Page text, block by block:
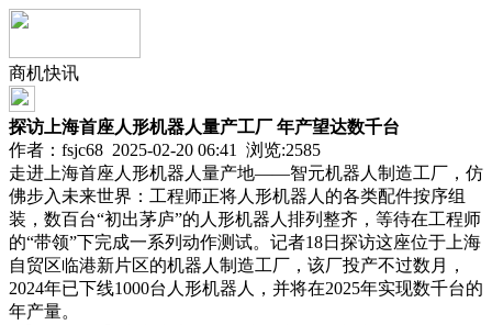
商机快讯
探访上海首座人形机器人量产工厂 年产望达数千台
作者：fsjc68 2025-02-20 06:41 浏览:2585
走进上海首座人形机器人量产地——智元机器人制造工厂，仿
佛步入未来世界：工程师正将人形机器人的各类配件按序组
装，数百台“初出茅庐”的人形机器人排列整齐，等待在工程师
的“带领”下完成一系列动作测试。记者18日探访这座位于上海
自贸区临港新片区的机器人制造工厂，该厂投产不过数月，
2024年已下线1000台人形机器人，并将在2025年实现数千台的
年产量。